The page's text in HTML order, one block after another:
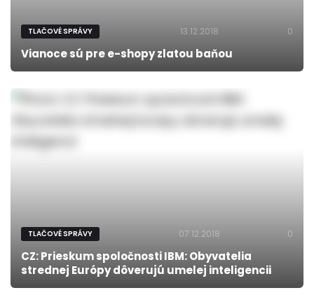
TLAČOVÉ SPRÁVY 13.12.2018 0
Vianoce sú pre e-shopy zlatou baňou
TLAČOVÉ SPRÁVY 07.12.2018 0
CZ: Prieskum spoločnosti IBM: Obyvatelia
strednej Európy dôverujú umelej inteligencii